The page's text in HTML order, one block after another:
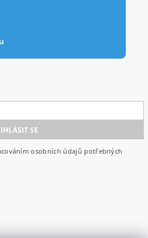
osobních údajů potřebných